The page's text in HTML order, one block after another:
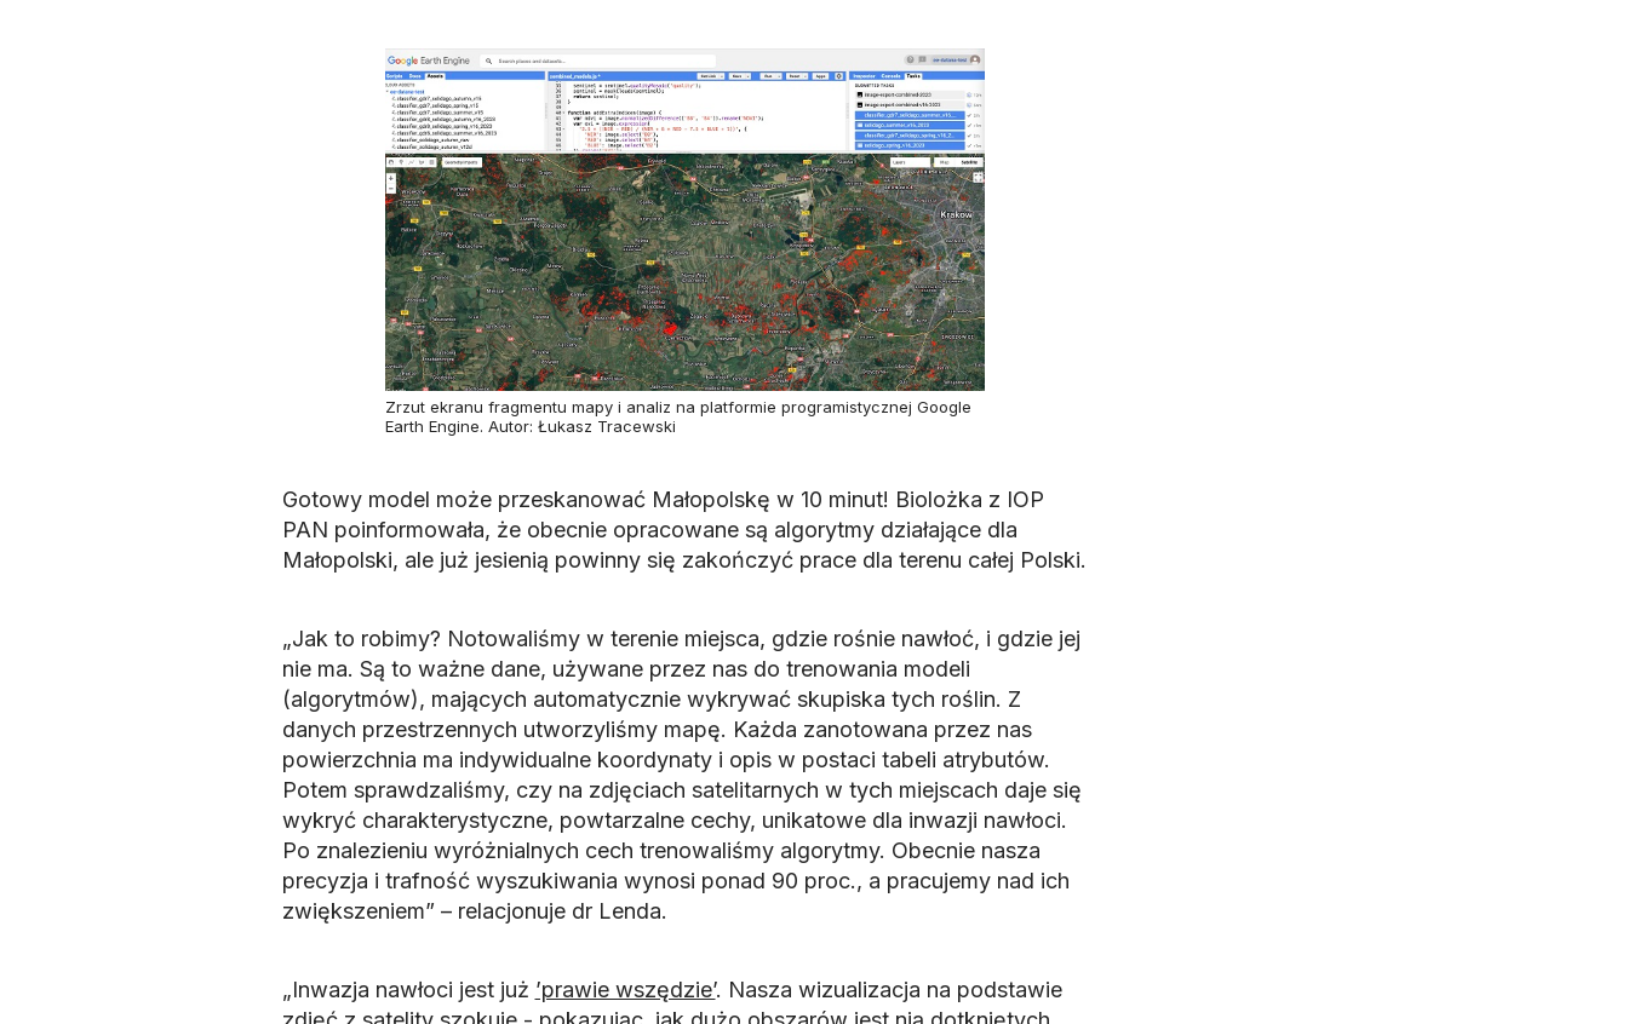
Zrzut ekranu fragmentu mapy i analiz na platformie programistycznej Google
Earth Engine. Autor: Łukasz Tracewski
Gotowy model może przeskanować Małopolskę w 10 minut! Biolożka z IOP
PAN poinformowała, że obecnie opracowane są algorytmy działające dla
Małopolski, ale już jesienią powinny się zakończyć prace dla terenu całej Polski.
„Jak to robimy? Notowaliśmy w terenie miejsca, gdzie rośnie nawłoć, i gdzie jej
nie ma. Są to ważne dane, używane przez nas do trenowania modeli
(algorytmów), mających automatycznie wykrywać skupiska tych roślin. Z
danych przestrzennych utworzyliśmy mapę. Każda zanotowana przez nas
powierzchnia ma indywidualne koordynaty i opis w postaci tabeli atrybutów.
Potem sprawdzaliśmy, czy na zdjęciach satelitarnych w tych miejscach daje się
wykryć charakterystyczne, powtarzalne cechy, unikatowe dla inwazji nawłoci.
Po znalezieniu wyróżnialnych cech trenowaliśmy algorytmy. Obecnie nasza
precyzja i trafność wyszukiwania wynosi ponad 90 proc., a pracujemy nad ich
zwiększeniem” – relacjonuje dr Lenda.
„Inwazja nawłoci jest już ’prawie wszędzie’. Nasza wizualizacja na podstawie